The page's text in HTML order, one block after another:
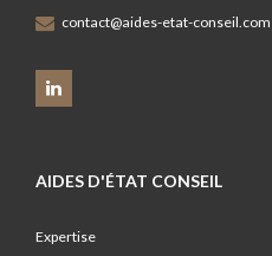
contact@aides-etat-conseil.com
AIDES D'ÉTAT CONSEIL
Expertise